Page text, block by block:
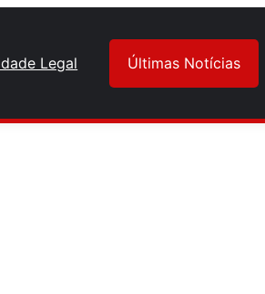
Legal Últimas Notícias